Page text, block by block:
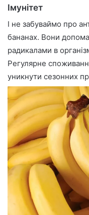
Імунітет
І не забуваймо про
бананах. Вони
радикалами в
Регулярне
уникнути сезонних